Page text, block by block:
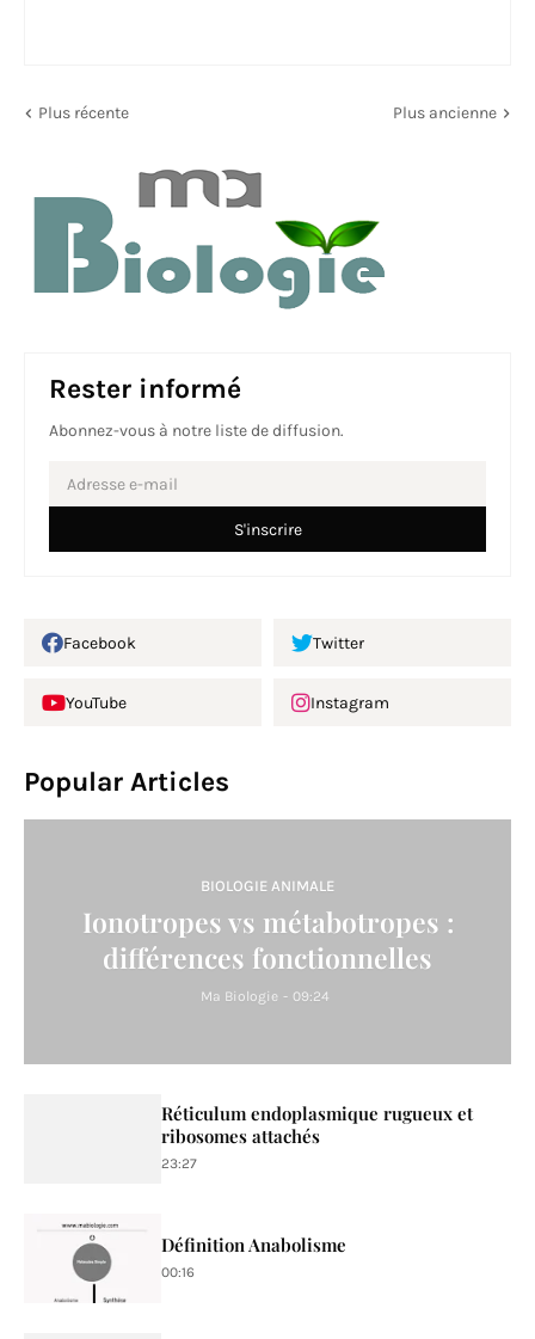
Plus récente Plus ancienne
Rester informé
Abonnez-vous à notre liste de diffusion.
Facebook Twitter
YouTube Instagram
Popular Articles
BIOLOGIE ANIMALE
Ionotropes vs métabotropes :
différences fonctionnelles
Ma Biologie - 09:24
Réticulum endoplasmique rugueux et
ribosomes attachés
23:27
Définition Anabolisme
00:16